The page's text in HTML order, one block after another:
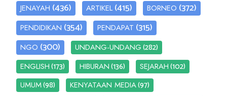
JENAYAH (436) ARTIKEL (415) BORNEO (372)
PENDIDIKAN (354) PENDAPAT (315)
NGO (300) UNDANG-UNDANG(282)
ENGLISH(173) HIBURAN(136) SEJARAH(102)
UMUM(98) KENYATAAN MEDIA(97)